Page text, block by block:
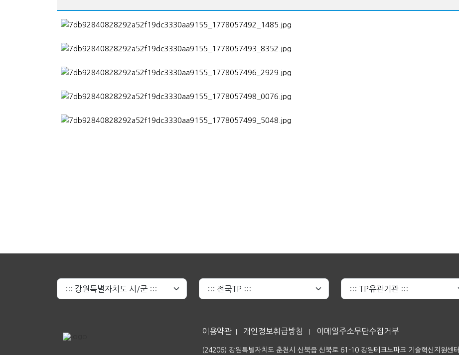
이용약관 개인정보취급방침 이메일주소무단수집거부
(24206) 강원특별자치도 춘천시 신북읍 신북로 61-10 강원테크노파크 기술혁신지원센터